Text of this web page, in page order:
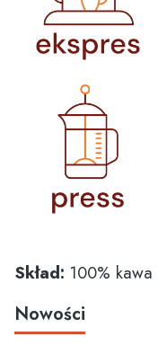
Skład: 100% kawa
Nowości